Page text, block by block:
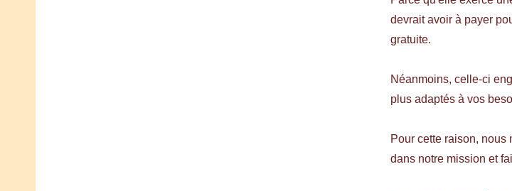
devrait avoir à payer
gratuite.
Néanmoins, celle-ci
plus adaptés à vos
Pour cette raison,
dans notre mission et